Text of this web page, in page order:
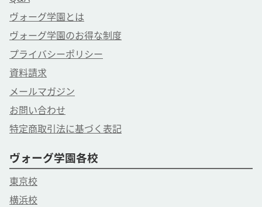
ヴォーグ学園とは
ヴォーグ学園のお得な制度
プライバシーポリシー
資料請求
メールマガジン
お問い合わせ
特定商取引法に基づく表記
ヴォーグ学園各校
東京校
横浜校